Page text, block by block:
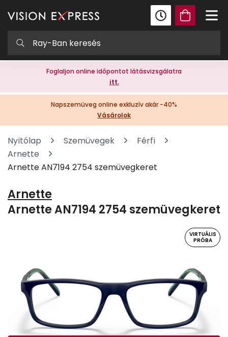
Foglaljon online időpontot látásvizsgálatra
itt.
Napszemüveg online exkluzív akár -40%
Vásárolok
Nyitólap Szemüvegek
Férfi
Arnette
Arnette AN7194 2754 szemüvegkeret
Arnette
Arnette AN7194 2754 szemüvegkeret
VIRTUÁLIS
PRÓBA